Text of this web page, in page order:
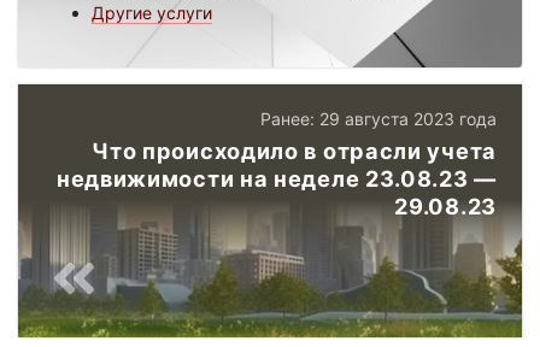
Другие услуги
Ранее: 29 августа 2023 года
Что происходило в отрасли учета
недвижимости на неделе 23.08.23 —
29.08.23